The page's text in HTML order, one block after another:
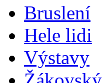
Bruslení
Hele lidi
Výstavy